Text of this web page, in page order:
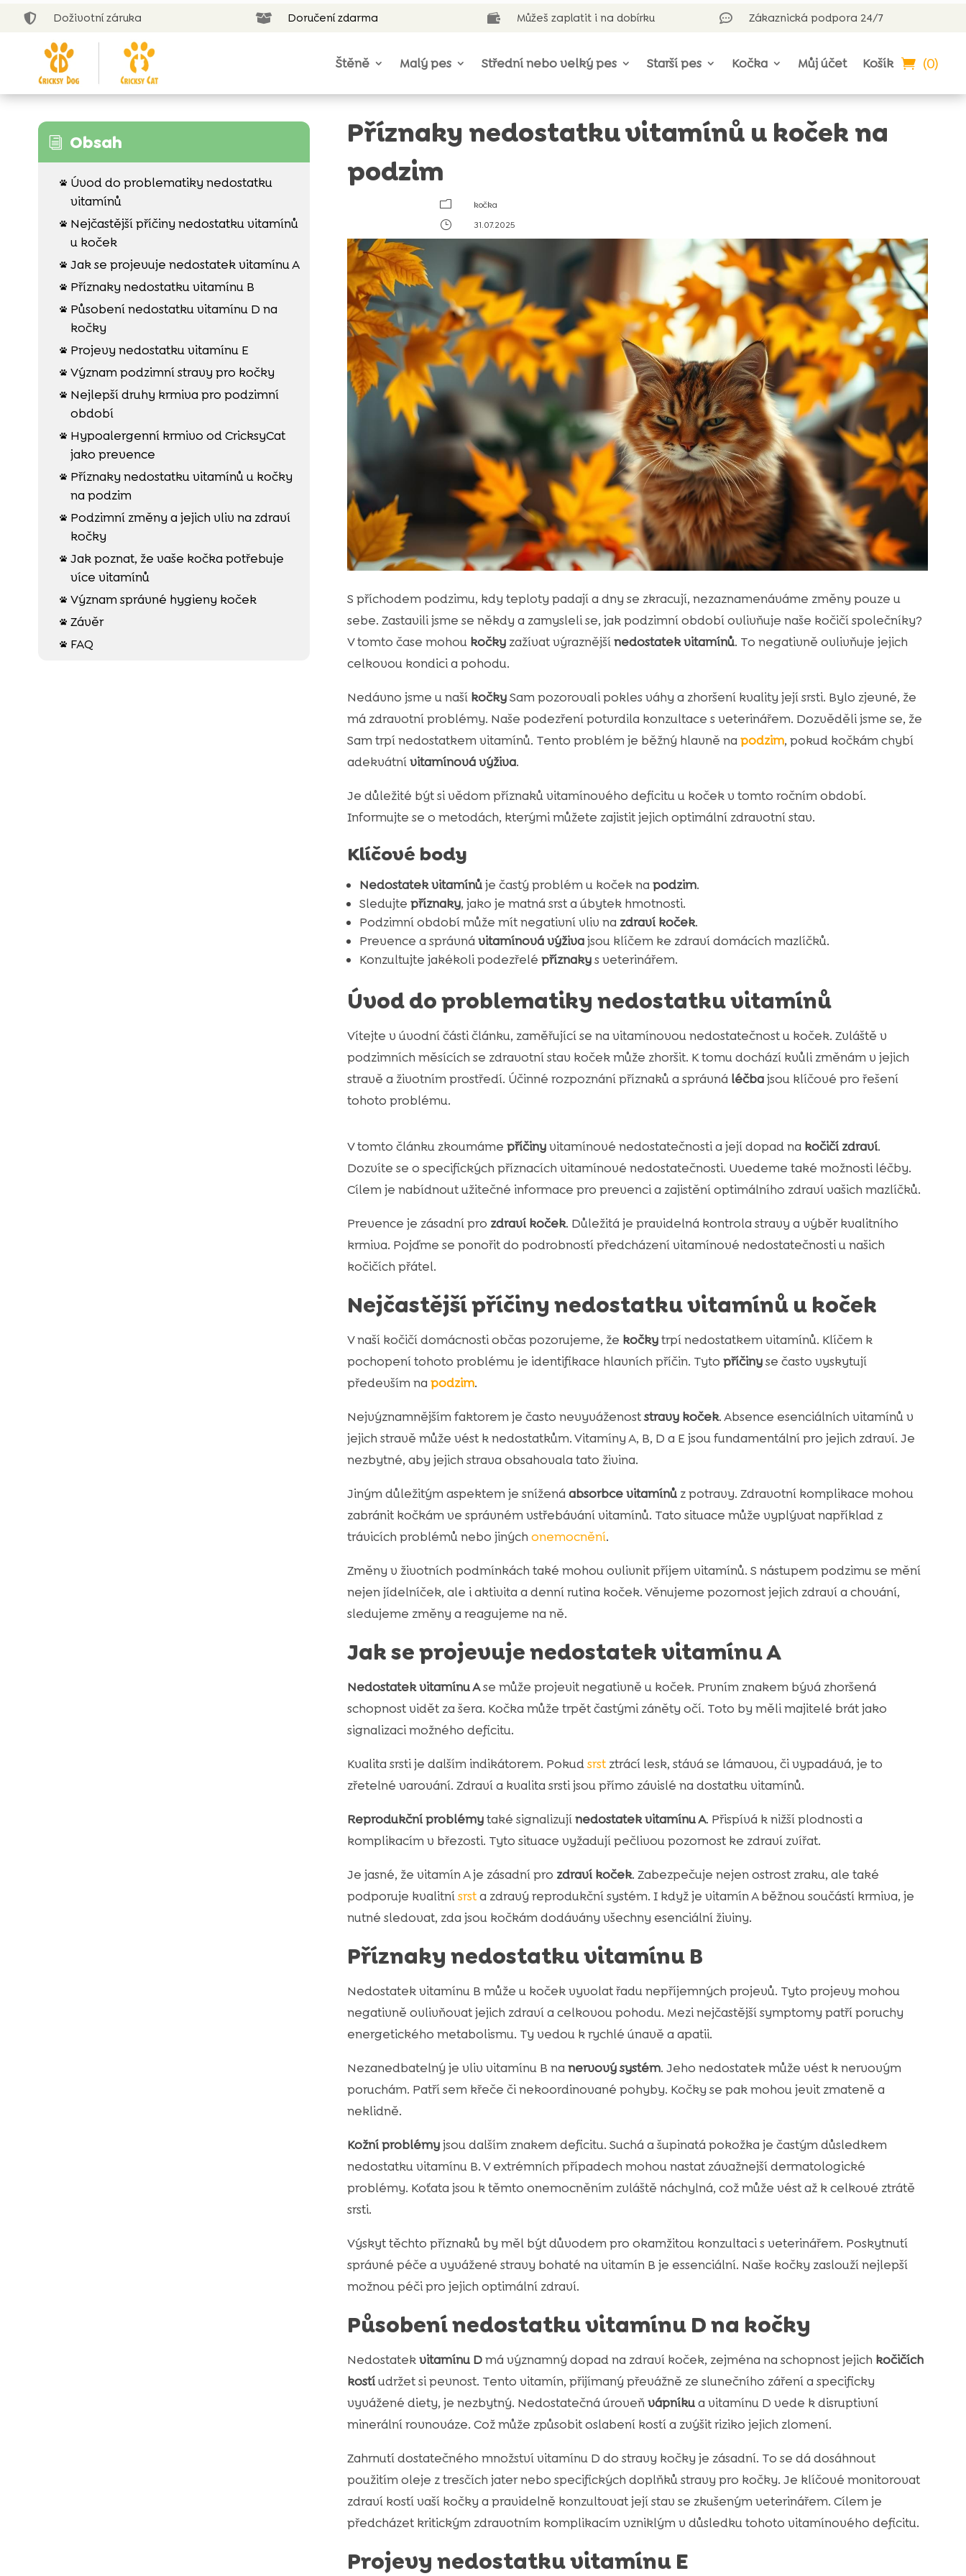
 Doživotní záruka  Doručení zdarma  Můžeš zaplatit i na dobírku  Zákaznická podpora 24/7
Štěně Malý pes Střední nebo velký pes Starší pes Kočka Můj účet Košík (0)
i Obsah

Úvod do problematiky nedostatku
vitamínů

Nejčastější příčiny nedostatku vitamínů
u koček
 Jak se projevuje nedostatek vitamínu A
 Příznaky nedostatku vitamínu B

Působení nedostatku vitamínu D na
kočky
 Projevy nedostatku vitamínu E
 Význam podzimní stravy pro kočky

Nejlepší druhy krmiva pro podzimní
období

Hypoalergenní krmivo od CricksyCat
jako prevence

Příznaky nedostatku vitamínů u kočky
na podzim

Podzimní změny a jejich vliv na zdraví
kočky
 Jak poznat, že vaše kočka potřebuje
více vitamínů
 Význam správné hygieny koček
 Závěr
 FAQ
Příznaky nedostatku vitamínů u koček na
podzim
m
kočka
}
31.07.2025
S příchodem podzimu, kdy teploty padají a dny se zkracují, nezaznamenáváme změny pouze u
sebe. Zastavili jsme se někdy a zamysleli se, jak podzimní období ovlivňuje naše kočičí společníky?
V tomto čase mohou kočkyzažívat výraznějšínedostatek vitamínů. To negativně ovlivňuje jejich
celkovou kondici a pohodu.
Nedávno jsme u naší kočkySam pozorovali pokles váhy a zhoršení kvality její srsti. Bylo zjevné, že
má zdravotní problémy. Naše podezření potvrdila konzultace s veterinářem. Dozvěděli jsme se, že
Sam trpí nedostatkem vitamínů. Tento problém je běžný hlavně na podzim, pokud kočkám chybí
adekvátnívitamínová výživa.
Je důležité být si vědom příznaků vitamínového deficitu u koček v tomto ročním období.
Informujte se o metodách, kterými můžete zajistit jejich optimální zdravotní stav.
Klíčové body
Nedostatek vitamínůje častý problém u koček na podzim.
Sledujte příznaky, jako je matná srst a úbytek hmotnosti.
Podzimní období může mít negativní vliv na zdraví koček.
Prevence a správná vitamínová výživajsou klíčem ke zdraví domácích mazlíčků.
Konzultujte jakékoli podezřelé příznakys veterinářem.
Úvod do problematiky nedostatku vitamínů
Vítejte v úvodní části článku, zaměřující se na vitamínovou nedostatečnost u koček. Zvláště v
podzimních měsících se zdravotní stav koček může zhoršit. K tomu dochází kvůli změnám v jejich
stravě a životním prostředí. Účinné rozpoznání příznaků a správná léčbajsou klíčové pro řešení
tohoto problému.
V tomto článku zkoumáme příčinyvitamínové nedostatečnosti a její dopad na kočičí zdraví.
Dozvíte se o specifických příznacích vitamínové nedostatečnosti. Uvedeme také možnosti léčby.
Cílem je nabídnout užitečné informace pro prevenci a zajistění optimálního zdraví vašich mazlíčků.
Prevence je zásadní pro zdraví koček. Důležitá je pravidelná kontrola stravy a výběr kvalitního
krmiva. Pojďme se ponořit do podrobností předcházení vitamínové nedostatečnosti u našich
kočičích přátel.
Nejčastější příčiny nedostatku vitamínů u koček
V naší kočičí domácnosti občas pozorujeme, že kočkytrpí nedostatkem vitamínů. Klíčem k
pochopení tohoto problému je identifikace hlavních příčin. Tyto příčinyse často vyskytují
především na podzim.
Nejvýznamnějším faktorem je často nevyváženoststravy koček. Absence esenciálních vitamínů v
jejich stravě může vést k nedostatkům. Vitamíny A, B, D a E jsou fundamentální pro jejich zdraví. Je
nezbytné, aby jejich strava obsahovala tato živina.
Jiným důležitým aspektem je snížená absorbce vitamínůz potravy. Zdravotní komplikace mohou
zabránit kočkám ve správném vstřebávání vitamínů. Tato situace může vyplývat například z
trávicích problémů nebo jiných onemocnění.
Změny v životních podmínkách také mohou ovlivnit příjem vitamínů. S nástupem podzimu se mění
nejen jídelníček, ale i aktivita a denní rutina koček. Věnujeme pozornost jejich zdraví a chování,
sledujeme změny a reagujeme na ně.
Jak se projevuje nedostatek vitamínu A
Nedostatek vitamínu Ase může projevit negativně u koček. Prvním znakem bývá zhoršená
schopnost vidět za šera. Kočka může trpět častými záněty očí. Toto by měli majitelé brát jako
signalizaci možného deficitu.
Kvalita srsti je dalším indikátorem. Pokudsrstztrácí lesk, stává se lámavou, či vypadává, je to
zřetelné varování. Zdraví a kvalita srsti jsou přímo závislé na dostatku vitamínů.
Reprodukční problémytaké signalizujínedostatek vitamínu A. Přispívá k nižší plodnosti a
komplikacím v březosti. Tyto situace vyžadují pečlivou pozornost ke zdraví zvířat.
Je jasné, že vitamín A je zásadní pro zdraví koček. Zabezpečuje nejen ostrost zraku, ale také
podporuje kvalitnísrsta zdravý reprodukční systém. I když je vitamín A běžnou součástí krmiva, je
nutné sledovat, zda jsou kočkám dodávány všechny esenciální živiny.
Příznaky nedostatku vitamínu B
Nedostatek vitamínu B může u koček vyvolat řadu nepříjemných projevů. Tyto projevy mohou
negativně ovlivňovat jejich zdraví a celkovou pohodu. Mezi nejčastější symptomy patří poruchy
energetického metabolismu. Ty vedou k rychlé únavě a apatii.
Nezanedbatelný je vliv vitamínu B na nervový systém. Jeho nedostatek může vést k nervovým
poruchám. Patří sem křeče či nekoordinované pohyby. Kočky se pak mohou jevit zmateně a
neklidně.
Kožní problémyjsou dalším znakem deficitu. Suchá a šupinatá pokožka je častým důsledkem
nedostatku vitamínu B. V extrémních případech mohou nastat závažnejší dermatologické
problémy. Koťata jsou k těmto onemocněním zvláště náchylná, což může vést až k celkové ztrátě
srsti.
Výskyt těchto příznaků by měl být důvodem pro okamžitou konzultaci s veterinářem. Poskytnutí
správné péče a vyvážené stravy bohaté na vitamín B je essenciální. Naše kočky zaslouží nejlepší
možnou péči pro jejich optimální zdraví.
Působení nedostatku vitamínu D na kočky
Nedostatekvitamínu Dmá významný dopad na zdraví koček, zejména na schopnost jejich kočičích
kostíudržet si pevnost. Tento vitamín, přijímaný převážně ze slunečního záření a specificky
vyvážené diety, je nezbytný. Nedostatečná úroveň vápníkua vitamínu D vede k disruptivní
minerální rovnováze. Což může způsobit oslabení kostí a zvýšit riziko jejich zlomení.
Zahrnutí dostatečného množství vitamínu D do stravy kočky je zásadní. To se dá dosáhnout
použitím oleje z tresčích jater nebo specifických doplňků stravy pro kočky. Je klíčové monitorovat
zdraví kostí vaší kočky a pravidelně konzultovat její stav se zkušeným veterinářem. Cílem je
předcházet kritickým zdravotním komplikacím vzniklým v důsledku tohoto vitamínového deficitu.
Projevy nedostatku vitamínu E